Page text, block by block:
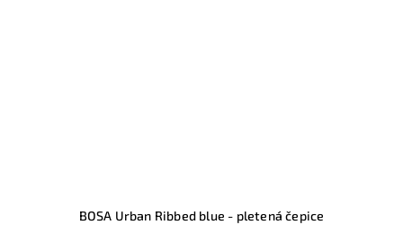
BOSA Urban Ribbed blue - pletená čepice